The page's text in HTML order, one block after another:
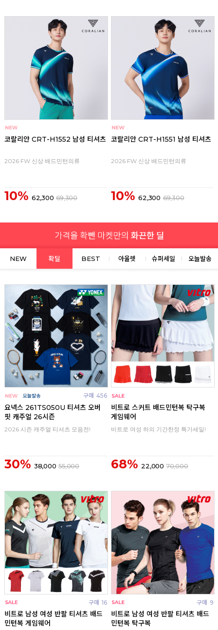
코랄리안 CRT-H1552 남성 티셔츠
2026 FW 신상 배드민턴의류
10% 62,300 69,300
코랄리안 CRT-H1551 남성 티셔츠
2026 FW 신상 배드민턴의류
10% 62,300 69,300
NEW 확딜 BEST 아울렛 슈퍼세일 오늘발송
구매 456
요넥스 261TS050U 티셔츠 오버
핏 캐주얼 26시즌
2026 시즌 캐주얼 티셔츠 모음전!
30% 38,000 55,000
비트로 스커트 배드민턴복 탁구복
게임웨어
비트로 여성 하의 기간한정 특가세일!
68% 22,000 70,000
구매 16
비트로 남성 여성 반팔 티셔츠 배드
민턴복 게임웨어
구매 9
비트로 남성 여성 반팔 티셔츠 배드
민턴복 탁구복